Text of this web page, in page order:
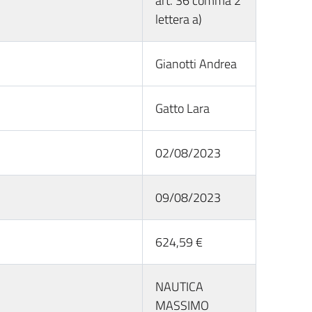
lettera a)
Gianotti Andrea
Gatto Lara
02/08/2023
09/08/2023
624,59 €
NAUTICA
MASSIMO